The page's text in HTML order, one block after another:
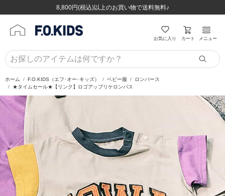
8,800円(税込)以上のお買い物で送料無料♪
ほぼ全品半額！！8/12(水)お昼12:59まで！！
8,800円(税込)以上のお買い物で送料無料♪
ほぼ全品半額！！8/12(水)お昼12:59まで！！
お気に入り カート メニュー
ホーム F.O.KIDS（エフ･オー･キッズ） ベビー服
ロンパース
★タイムセール★【リンク】ロゴアップリケロンパス